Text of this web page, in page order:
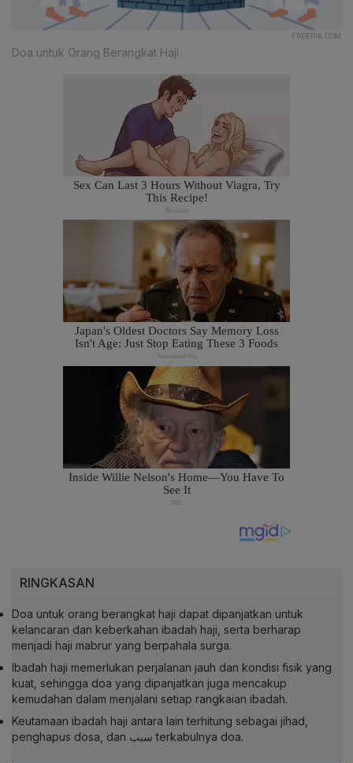
FREEPIK.COM
Doa untuk Orang Berangkat Haji
RINGKASAN
Doa untuk orang berangkat haji dapat dipanjatkan untuk
kelancaran dan keberkahan ibadah haji, serta berharap
menjadi haji mabrur yang berpahala surga.
Ibadah haji memerlukan perjalanan jauh dan kondisi fisik yang
kuat, sehingga doa yang dipanjatkan juga mencakup
kemudahan dalam menjalani setiap rangkaian ibadah.
Keutamaan ibadah haji antara lain terhitung sebagai jihad,
penghapus dosa, dan سبب terkabulnya doa.